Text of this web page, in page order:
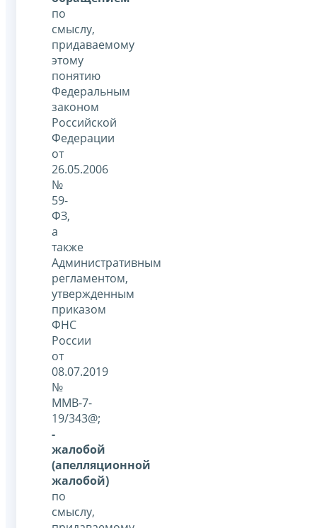
по
смыслу,
придаваемому
этому
понятию
Федеральным
законом
Российской
Федерации
от
26.05.2006
№
59-
ФЗ,
а
также
Административным
регламентом,
утвержденным
приказом
ФНС
России
от
08.07.2019
№
ММВ-7-
19/343@;
-
жалобой
(апелляционной
жалобой)
по
смыслу,